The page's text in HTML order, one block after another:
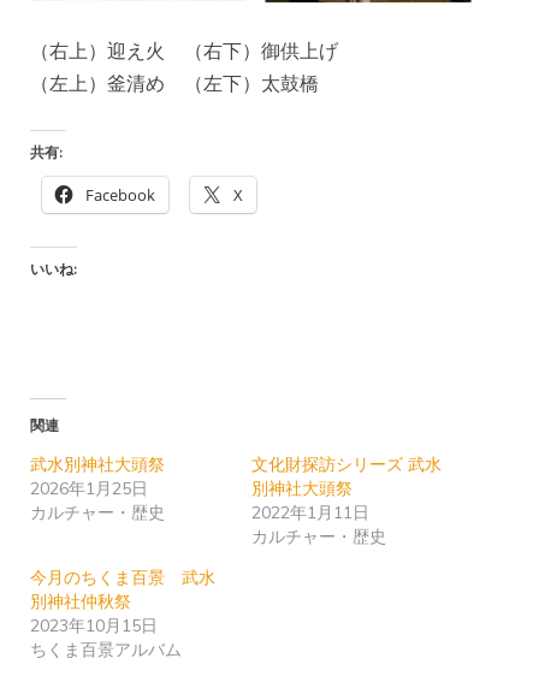
（右上）迎え火 （右下）御供上げ
（左上）釜清め （左下）太鼓橋
共有:
Facebook X
いいね:
関連
武水別神社大頭祭
2026年1月25日
カルチャー・歴史
文化財探訪シリーズ 武水
別神社大頭祭
2022年1月11日
カルチャー・歴史
今月のちくま百景 武水
別神社仲秋祭
2023年10月15日
ちくま百景アルバム